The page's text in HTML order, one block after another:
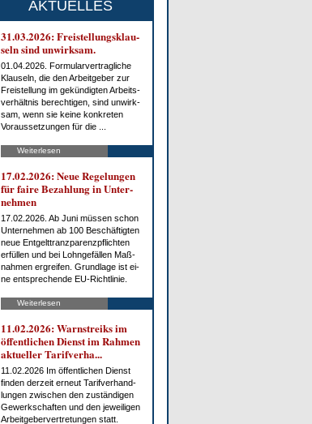
AKTUELLES
31.03.2026: Frei­stel­lungs­klau­
seln sind un­wirk­sam.
01.04.2026. For­mu­lar­ver­trag­li­che
Klau­seln, die den Ar­beit­ge­ber zur
Frei­stel­lung im ge­kün­dig­ten Ar­beits­
ver­hält­nis be­rech­ti­gen, sind un­wirk­
sam, wenn sie kei­ne kon­kre­ten
Vor­aus­set­zun­gen für die ...
Weiterlesen
17.02.2026: Neue Re­ge­lun­gen
für fai­re Be­zah­lung in Un­ter­
neh­men
17.02.2026. Ab Ju­ni müs­sen schon
Un­ter­neh­men ab 100 Be­schäf­tig­ten
neue Ent­gelt­tranz­pa­renz­pflich­ten
er­fül­len und bei Lohn­ge­fäl­len Maß­
nah­men er­grei­fen. Grund­la­ge ist ei­
ne ent­spre­chen­de EU-Richt­li­nie.
Weiterlesen
11.02.2026: Warn­streiks im
öf­fent­li­chen Dienst im Rah­men
ak­tu­el­ler Ta­rif­ver­ha...
11.02.2026 Im öf­fent­li­chen Dienst
fin­den der­zeit er­neut Ta­rif­ver­hand­
lun­gen zwi­schen den zu­stän­di­gen
Ge­werk­schaf­ten und den je­wei­li­gen
Ar­beit­ge­ber­ver­tre­tun­gen statt.